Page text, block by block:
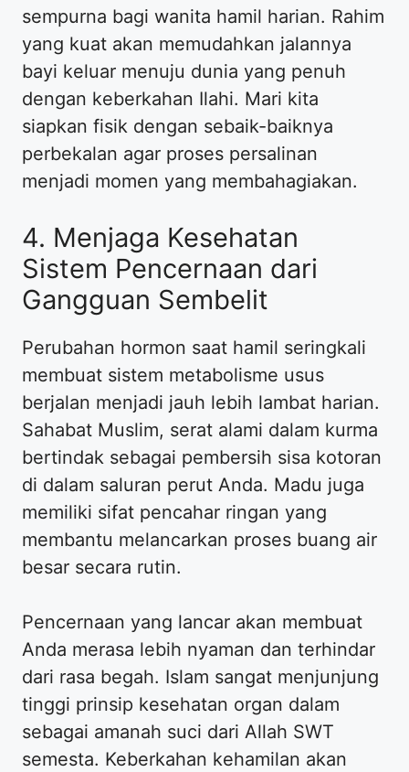
sempurna bagi wanita hamil harian. Rahim
yang kuat akan memudahkan jalannya
bayi keluar menuju dunia yang penuh
dengan keberkahan Ilahi. Mari kita
siapkan fisik dengan sebaik-baiknya
perbekalan agar proses persalinan
menjadi momen yang membahagiakan.
4. Menjaga Kesehatan
Sistem Pencernaan dari
Gangguan Sembelit
Perubahan hormon saat hamil seringkali
membuat sistem metabolisme usus
berjalan menjadi jauh lebih lambat harian.
Sahabat Muslim, serat alami dalam kurma
bertindak sebagai pembersih sisa kotoran
di dalam saluran perut Anda. Madu juga
memiliki sifat pencahar ringan yang
membantu melancarkan proses buang air
besar secara rutin.
Pencernaan yang lancar akan membuat
Anda merasa lebih nyaman dan terhindar
dari rasa begah. Islam sangat menjunjung
tinggi prinsip kesehatan organ dalam
sebagai amanah suci dari Allah SWT
semesta. Keberkahan kehamilan akan